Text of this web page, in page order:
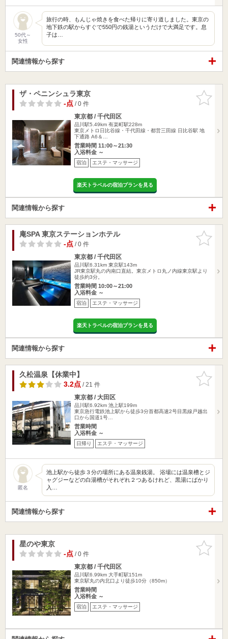
50代～
女性
旅行の時、もんじゃ焼きを食べた帰りに寄り道しました。東京の
地下鉄の駅からすぐで550円の銭湯というだけで大満足です。息
子は…
関連情報から探す
お気に入
りに追加
ザ・ペニンシュラ東京
-点/ 0 件
東京都 / 千代田区
品川駅5.49km 有楽町駅228m
東京メトロ日比谷線・千代田線・都営三田線 日比谷駅 地
下通路 A6＆…
営業時間 11:00～21:30
入浴料金 ～
宿泊 エステ・マッサージ
楽天トラベルの宿泊プランを見る
関連情報から探す
お気に入
りに追加
庵SPA 東京ステーションホテル
-点/ 0 件
東京都 / 千代田区
品川駅6.31km 東京駅143m
JR東京駅丸の内南口直結。東京メトロ丸ノ内線東京駅より
徒歩約3分。
営業時間 10:00～21:00
入浴料金 ～
宿泊 エステ・マッサージ
楽天トラベルの宿泊プランを見る
関連情報から探す
お気に入
りに追加
久松温泉【休業中】
3.2点/ 21 件
東京都 / 大田区
品川駅6.92km 池上駅199m
東京急行電鉄池上駅から徒歩3分首都高速2号目黒線戸越出
口から国道1号…
営業時間
入浴料金 ～
日帰り エステ・マッサージ
匿名
池上駅から徒歩３分の場所にある温泉銭湯。 浴場には温泉槽とジ
ャグジーなどの白湯槽がそれぞれ２つあるけれど、黒湯にばかり
入…
関連情報から探す
お気に入
りに追加
星のや東京
-点/ 0 件
東京都 / 千代田区
品川駅6.99km 大手町駅151m
東京駅丸の内北口より徒歩10分（850m）
営業時間
入浴料金 ～
宿泊 エステ・マッサージ